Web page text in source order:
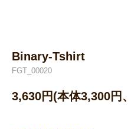
Binary-Tshirt
FGT_00020
3,630円(本体3,300円